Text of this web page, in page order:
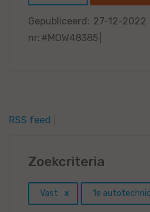
Gepubliceerd: 27-12-2022
nr: #MOW48385
RSS feed
Zoekcriteria
Vast 1e